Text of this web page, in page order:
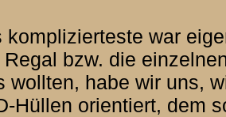
komplizierteste war
Regal bzw. die
wollten, habe wir uns,
Hüllen orientiert, dem